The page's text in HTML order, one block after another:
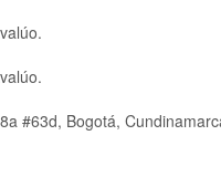
#63d, Bogotá,